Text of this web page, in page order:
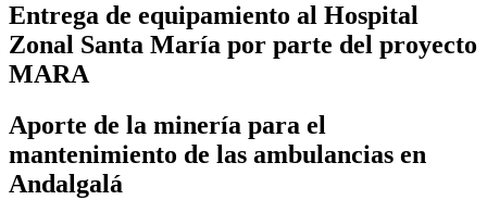
Entrega de equipamiento al Hospital
Zonal Santa María por parte del proyecto
MARA
Aporte de la minería para el
mantenimiento de las ambulancias en
Andalgalá